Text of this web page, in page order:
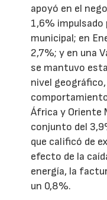
apoyó en el
1,6% impulsado
municipal; en
2,7%; y en una
se mantuvo
nivel
África y Oriente
conjunto del
que calificó de
efecto de la
energía, la
un 0,8%.